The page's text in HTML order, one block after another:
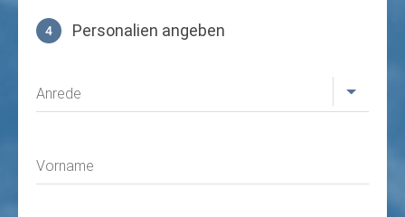
4 Personalien angeben
Anrede
Vorname